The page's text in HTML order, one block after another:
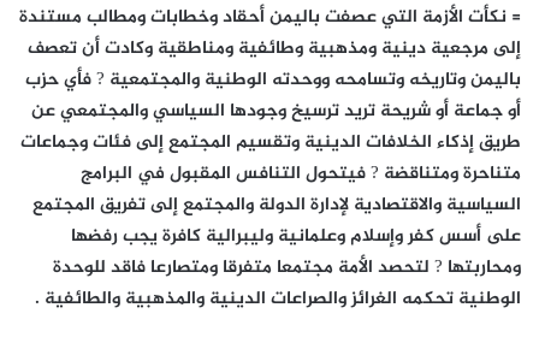
= نكأت الأزمة التي عصفت باليمن أحقاد وخطابات ومطالب مستندة
إلى مرجعية دينية ومذهبية وطائفية ومناطقية وكادت أن تعصف
باليمن وتاريخه وتسامحه ووحدته الوطنية والمجتمعية ? فأي حزب
أو جماعة أو شريحة تريد ترسيخ وجودها السياسي والمجتمعي عن
طريق إذكاء الخلافات الدينية وتقسيم المجتمع إلى فئات وجماعات
متناحرة ومتناقضة ? فيتحول التنافس المقبول في البرامج
السياسية والاقتصادية لإدارة الدولة والمجتمع إلى تفريق المجتمع
على أسس كفر وإسلام وعلمانية وليبرالية كافرة يجب رفضها
ومحاربتها ? لتحصد الأمة مجتمعا متفرقا ومتصارعا فاقد للوحدة
الوطنية تحكمه الغرائز والصراعات الدينية والمذهبية والطائفية .